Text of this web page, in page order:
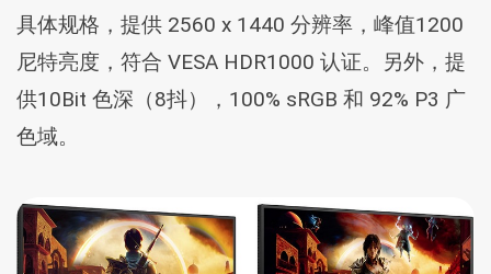
具体规格，提供 2560 x 1440 分辨率，峰值1200
尼特亮度，符合 VESA HDR1000 认证。另外，提
供10Bit 色深（8抖），100% sRGB 和 92% P3 广
色域。